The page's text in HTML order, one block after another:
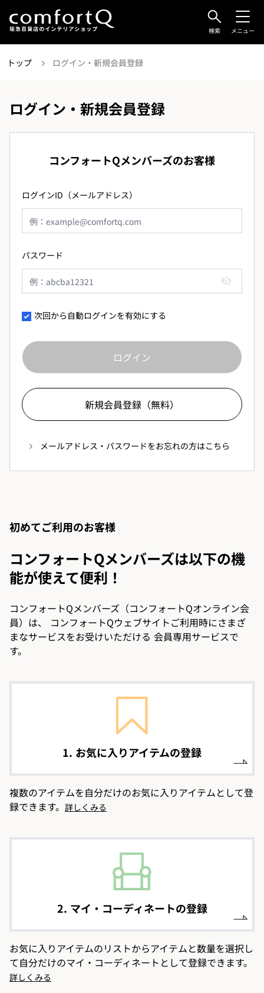
検索 メニュー
トップ ログイン・新規会員登録
ログイン・新規会員登録
コンフォートQメンバーズのお客様
ログインID（メールアドレス）
パスワード
次回から自動ログインを有効にする
ログイン
新規会員登録（無料）
メールアドレス・パスワードをお忘れの方はこちら
初めてご利用のお客様
コンフォートQメンバーズは以下の機
能が使えて便利！
コンフォートQメンバーズ（コンフォートQオンライン会
員）は、
コンフォートQウェブサイトご利用時にさまざ
まなサービスをお受けいただける 会員専用サービスで
す。
1. お気に入りアイテムの登録
複数のアイテムを自分だけのお気に入りアイテムとして登
録できます。 詳しくみる
2. マイ・コーディネートの登録
お気に入りアイテムのリストからアイテムと数量を選択し
て自分だけのマイ・コーディネートとして登録できます。
詳しくみる